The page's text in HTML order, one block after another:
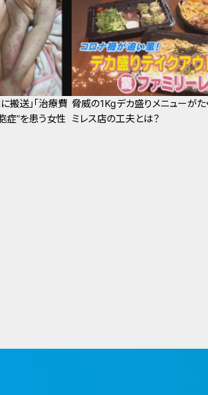
搬送」「治療費
症”を患う女性
脅威の1Kgデカ盛りメニューがた
ミレス店の工夫とは？